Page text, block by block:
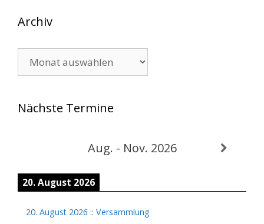
Archiv
Nächste Termine
Aug. - Nov. 2026
20. August 2026
20. August 2026 :: Versammlung